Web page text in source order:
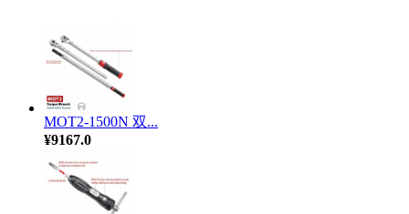
MOT2-1500N 双...
¥9167.0